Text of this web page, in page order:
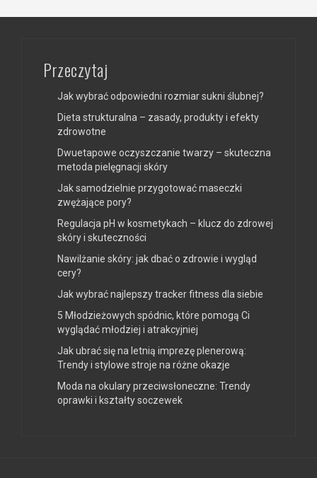
Przeczytaj
Jak wybrać odpowiedni rozmiar sukni ślubnej?
Dieta strukturalna – zasady, produkty i efekty
zdrowotne
Dwuetapowe oczyszczanie twarzy – skuteczna
metoda pielęgnacji skóry
Jak samodzielnie przygotować maseczki
zwężające pory?
Regulacja pH w kosmetykach – klucz do zdrowej
skóry i skuteczności
Nawilżanie skóry: jak dbać o zdrowie i wygląd
cery?
Jak wybrać najlepszy tracker fitness dla siebie
5 Młodzieżowych spódnic, które pomogą Ci
wyglądać młodziej i atrakcyjniej
Jak ubrać się na letnią imprezę plenerową:
Trendy i stylowe stroje na różne okazje
Moda na okulary przeciwsłoneczne: Trendy
oprawki i kształty soczewek